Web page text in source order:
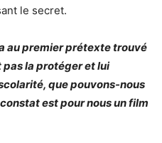
le secret.
au premier prétexte trouvé
pas la protéger et lui
que pouvons-nous
est pour nous un film